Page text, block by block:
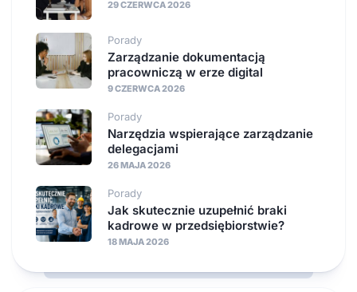
29 CZERWCA 2026
Porady
Zarządzanie dokumentacją
pracowniczą w erze digital
9 CZERWCA 2026
Porady
Narzędzia wspierające zarządzanie
delegacjami
26 MAJA 2026
Porady
Jak skutecznie uzupełnić braki
kadrowe w przedsiębiorstwie?
18 MAJA 2026